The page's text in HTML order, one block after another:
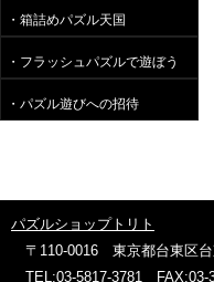
・箱詰めパズル天国
・フラッシュパズルで遊ぼう
・パズル遊びへの招待
パズルショップトリト
〒110-0016 東京都台東区
TEL:03-5817-3781